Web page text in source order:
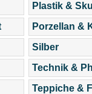
Plastik &
Porzellan &
Silber
Technik &
Teppiche &